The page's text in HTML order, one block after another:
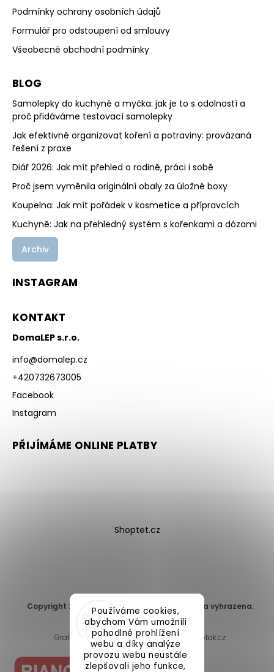
Používáme cookies,
abychom Vám umožnili
pohodlné prohlížení
webu a díky analýze
provozu webu neustále
zlepšovali jeho funkce,
Podmínky ochrany osobních údajů
Formulář pro odstoupení od smlouvy
Všeobecné obchodní podmínky
BLOG
Samolepky do kuchyně a myčka: jak je to s odolností a
proč přidáváme testovací samolepky
Jak efektivně organizovat koření a potraviny: provázaná
řešení z praxe
Diář 2026: Jak mít přehled o rodině, práci i sobě
Proč jsem vyměnila originální obaly za úložné boxy
Koupelna: Jak mít pořádek v kosmetice a přípravcích
Kuchyně: Jak na přehledný systém s kořenkami a dózami
Archiv
INSTAGRAM
KONTAKT
DomaLEP s.r.o.
info@domalep.cz
+420732673005
Facebook
Instagram
PŘIJÍMÁME ONLINE PLATBY
Shoptet.cz
Copyright 2026 DomaLEP s.r.o.
. Všechna práva vyhrazena.
Upravit nastavení cookies
Grafický návrh vytvořil a nakódoval
Shoptak.cz